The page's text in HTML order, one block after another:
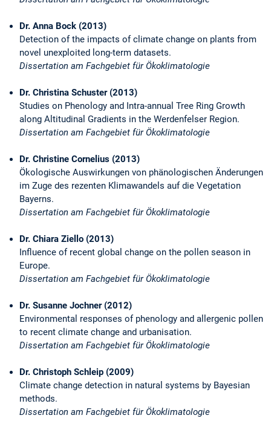
Dr. Anna Bock (2013)
Detection of the impacts of climate change on plants from
novel unexploited long-term datasets.
Dissertation am Fachgebiet für Ökoklimatologie
Dr. Christina Schuster (2013)
Studies on Phenology and Intra-annual Tree Ring Growth
along Altitudinal Gradients in the Werdenfelser Region.
Dissertation am Fachgebiet für Ökoklimatologie
Dr. Christine Cornelius (2013)
Ökologische Auswirkungen von phänologischen Änderungen
im Zuge des rezenten Klimawandels auf die Vegetation
Bayerns.
Dissertation am Fachgebiet für Ökoklimatologie
Dr. Chiara Ziello (2013)
Influence of recent global change on the pollen season in
Europe.
Dissertation am Fachgebiet für Ökoklimatologie
Dr. Susanne Jochner (2012)
Environmental responses of phenology and allergenic pollen
to recent climate change and urbanisation.
Dissertation am Fachgebiet für Ökoklimatologie
Dr. Christoph Schleip (2009)
Climate change detection in natural systems by Bayesian
methods.
Dissertation am Fachgebiet für Ökoklimatologie